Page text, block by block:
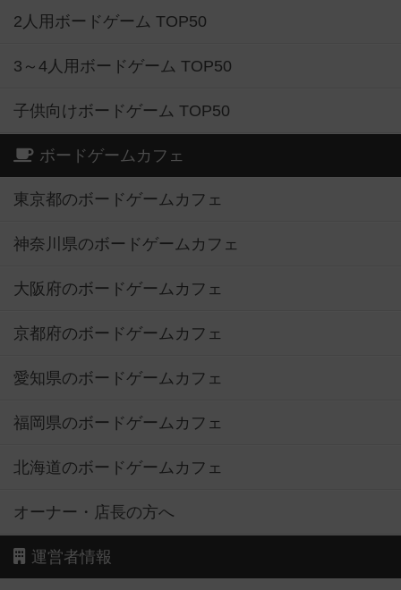
2人用ボードゲーム TOP50
3～4人用ボードゲーム TOP50
子供向けボードゲーム TOP50
ボードゲームカフェ
東京都のボードゲームカフェ
神奈川県のボードゲームカフェ
大阪府のボードゲームカフェ
京都府のボードゲームカフェ
愛知県のボードゲームカフェ
福岡県のボードゲームカフェ
北海道のボードゲームカフェ
オーナー・店長の方へ
運営者情報